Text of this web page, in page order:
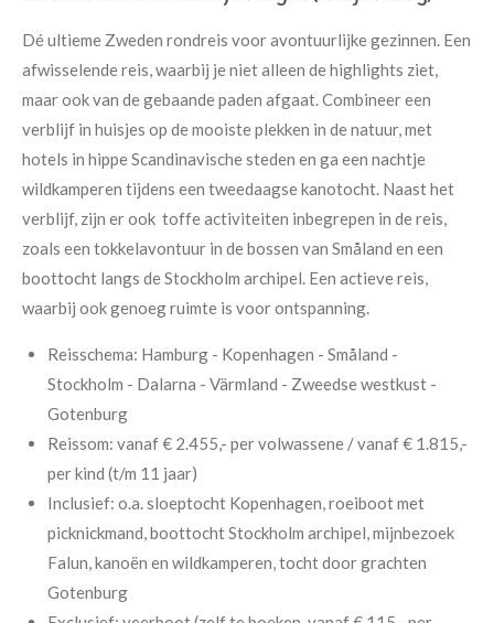
Dé ultieme Zweden rondreis voor avontuurlijke gezinnen. Een
afwisselende reis, waarbij je niet alleen de highlights ziet,
maar ook van de gebaande paden afgaat. Combineer een
verblijf in huisjes op de mooiste plekken in de natuur, met
hotels in hippe Scandinavische steden en ga een nachtje
wildkamperen tijdens een tweedaagse kanotocht. Naast het
verblijf, zijn er ook toffe activiteiten inbegrepen in de reis,
zoals een tokkelavontuur in de bossen van Småland en een
boottocht langs de Stockholm archipel. Een actieve reis,
waarbij ook genoeg ruimte is voor ontspanning.
Reisschema: Hamburg - Kopenhagen - Småland -
Stockholm - Dalarna - Värmland - Zweedse westkust -
Gotenburg
Reissom: vanaf € 2.455,- per volwassene /vanaf € 1.815,-
per kind (t/m 11 jaar)
Inclusief: o.a. sloeptocht Kopenhagen, roeiboot met
picknickmand, boottocht Stockholm archipel, mijnbezoek
Falun, kanoën en wildkamperen, tocht door grachten
Gotenburg